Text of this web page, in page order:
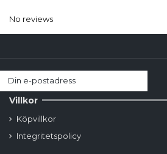
No reviews
Villkor
Köpvillkor
Integritetspolicy